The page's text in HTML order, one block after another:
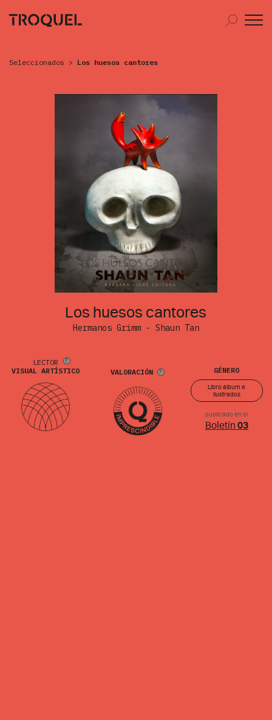
Seleccionados > Los huesos cantores
Los huesos cantores
Hermanos Grimm - Shaun Tan
LECTOR
VISUAL ARTÍSTICO
VALORACIÓN GÉNERO
Libro álbum e
ilustrados
publicado en el
Boletín 03